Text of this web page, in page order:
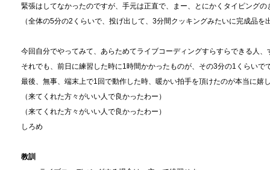
緊張はしてなかったのですが、手元は正直で、まー、とにかくタイピング
（全体の5分の2くらいで、投げ出して、3分間クッキングみたいに完成品を
今回自分でやってみて、あらためてライブコーディングすらすらできる人
それでも、前日に練習した時に1時間かかったものが、その3分の1くらいで
最後、無事、端末上で1回で動作した時、暖かい拍手を頂けたのが本当に嬉
（来てくれた方々がいい人で良かったわー）
（来てくれた方々がいい人で良かったわー）
しろめ
教訓